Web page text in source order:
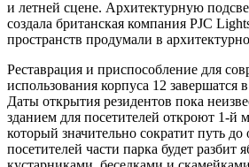
и летней сцене. Архитектурную
создала британская компания PJС
пространств продумали в
Реставрация и приспособление для
использования корпуса 12 завершатся
Даты открытия резидентов пока
зданием для посетителей откроют 1-й
который значительно сократит путь
посетителей части парка будет разбит